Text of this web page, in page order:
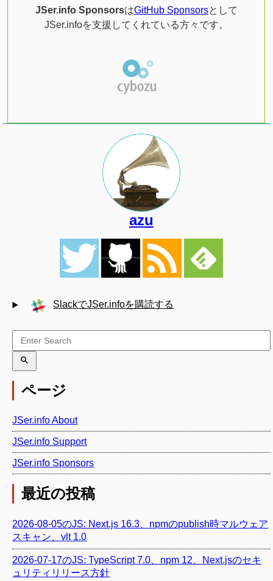
JSer.info SponsorsはGitHub Sponsorsとして
JSer.infoを支援してくれている方々です。
azu
SlackでJSer.infoを購読する
ページ
JSer.info About
JSer.info Support
JSer.info Sponsors
最近の投稿
2026-08-05のJS: Next.js 16.3、npmのpublish時マルウェア
スキャン、vlt 1.0
2026-07-17のJS: TypeScript 7.0、npm 12、Next.jsのセキ
ュリティリリース方針